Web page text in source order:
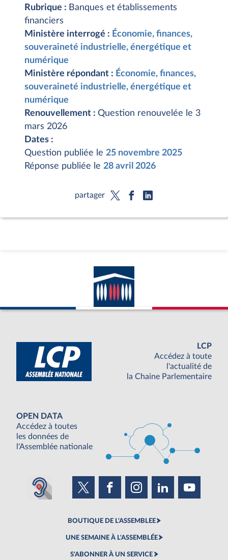
Rubrique : Banques et établissements
financiers
Ministère interrogé : Économie, finances,
souveraineté industrielle, énergétique et
numérique
Ministère répondant : Économie, finances,
souveraineté industrielle, énergétique et
numérique
Renouvellement : Question renouvelée le 3
mars 2026
Dates :
Question publiée le 25 novembre 2025
Réponse publiée le 28 avril 2026
partager
LCP
Accédez à toute
l'actualité de
la Chaine Parlementaire
OPEN DATA
Accédez à toutes
les données de
l'Assemblée nationale
BOUTIQUE DE L'ASSEMBLEE
UNE SEMAINE À L'ASSEMBLÉE
S'ABONNER À UN SERVICE